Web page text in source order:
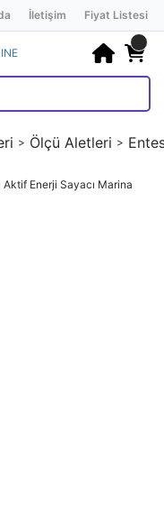
İletişim Fiyat Listesi
Ölçü Aletleri